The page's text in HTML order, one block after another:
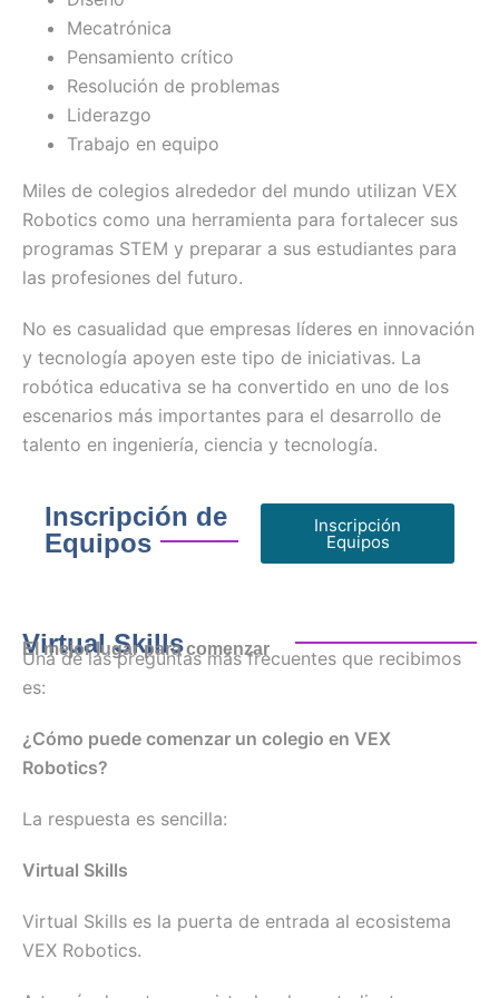
Mecatrónica
Pensamiento crítico
Resolución de problemas
Liderazgo
Trabajo en equipo
Miles de colegios alrededor del mundo utilizan VEX
Robotics como una herramienta para fortalecer sus
programas STEM y preparar a sus estudiantes para
las profesiones del futuro.
No es casualidad que empresas líderes en innovación
y tecnología apoyen este tipo de iniciativas. La
robótica educativa se ha convertido en uno de los
escenarios más importantes para el desarrollo de
talento en ingeniería, ciencia y tecnología.
Inscripción de
Equipos
Inscripción
Equipos
Virtual Skills
El mejor lugar para comenzar
Una de las preguntas más frecuentes que recibimos
es:
¿Cómo puede comenzar un colegio en VEX
Robotics?
La respuesta es sencilla:
Virtual Skills
Virtual Skills es la puerta de entrada al ecosistema
VEX Robotics.